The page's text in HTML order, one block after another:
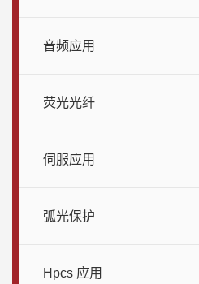
音频应用
荧光光纤
伺服应用
弧光保护
Hpcs 应用